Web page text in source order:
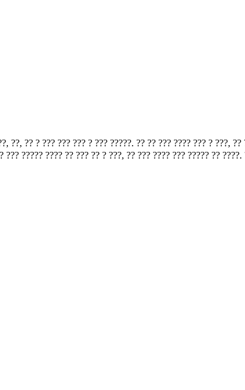
?? ? ??? ??? ??? ? ??? ?????. ?? ?? ??? ???? ??? ? ???, ??
????? ???? ?? ??? ?? ? ???, ?? ??? ???? ??? ????? ??